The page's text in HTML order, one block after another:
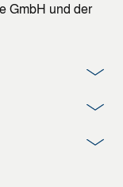
GmbH und der